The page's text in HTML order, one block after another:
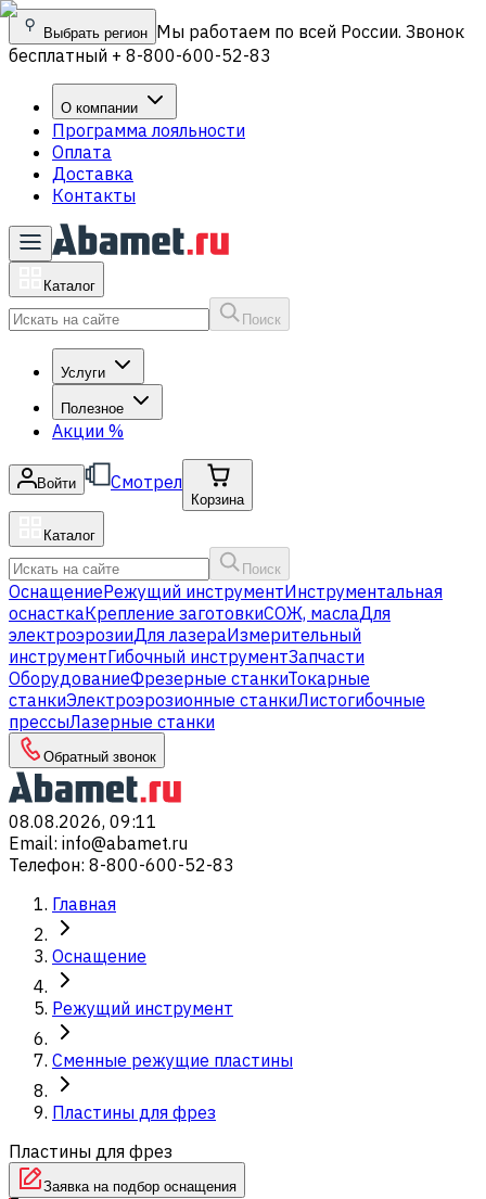
Выбрать регион Мы работаем по всей России. Звонок
бесплатный + 8-800-600-52-83
О компании
Программа лояльности
Оплата
Доставка
Контакты
Каталог
Поиск
Услуги
Полезное
Акции %
Войти Смотрел
Корзина
Каталог
Поиск
ОснащениеРежущий инструментИнструментальная
оснасткаКрепление заготовкиСОЖ, маслаДля
электроэрозииДля лазераИзмерительный
инструментГибочный инструментЗапчасти
ОборудованиеФрезерные станкиТокарные
станкиЭлектроэрозионные станкиЛистогибочные
прессыЛазерные станки
Обратный звонок
08.08.2026, 09:11
Email: info@abamet.ru
Телефон: 8-800-600-52-83
Главная
Оснащение
Режущий инструмент
Сменные режущие пластины
Пластины для фрез
Пластины для фрез
Заявка на подбор оснащения